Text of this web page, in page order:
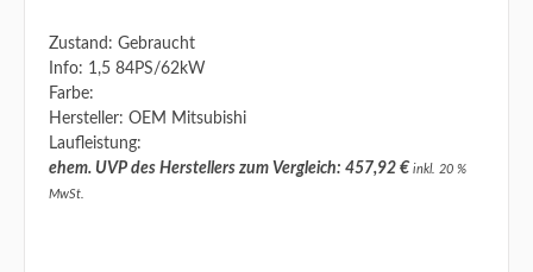
Zustand: Gebraucht
Info: 1,5 84PS/62kW
Farbe:
Hersteller: OEM Mitsubishi
Laufleistung:
ehem. UVP des Herstellers zum Vergleich: 457,92 € inkl. 20 %
MwSt.